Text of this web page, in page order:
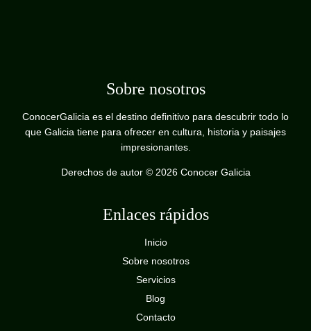
Sobre nosotros
ConocerGalicia es el destino definitivo para descubrir todo lo
que Galicia tiene para ofrecer en cultura, historia y paisajes
impresionantes.
Derechos de autor © 2026 Conocer Galicia
Enlaces rápidos
Inicio
Sobre nosotros
Servicios
Blog
Contacto